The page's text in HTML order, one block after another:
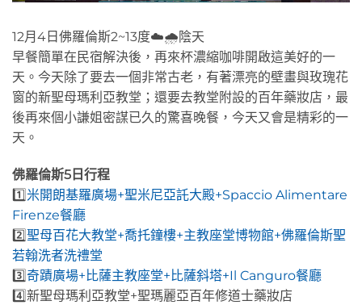
12月4日佛羅倫斯2~13度☁️🌧️陰天
早餐簡單在民宿解決後，再來杯濃縮咖啡開啟這美好的一
天。今天除了要去一個非常古老，有著漂亮的壁畫與玫瑰花
窗的新聖母瑪利亞教堂；還要去教堂附設的百年藥妝店，最
後再來個小謙姐密謀已久的驚喜晚餐，今天又會是精彩的一
天。
佛羅倫斯5日行程
1️⃣ 米開朗基羅廣場+聖米尼亞託大殿+Spaccio Alimentare
Firenze餐廳
2️⃣聖母百花大教堂+喬托鐘樓+主教座堂博物館+佛羅倫斯聖
若翰洗者洗禮堂
3️⃣奇蹟廣場+比薩主教座堂+比薩斜塔+Il Canguro餐廳
4️⃣新聖母瑪利亞教堂+聖瑪麗亞百年修道士藥妝店